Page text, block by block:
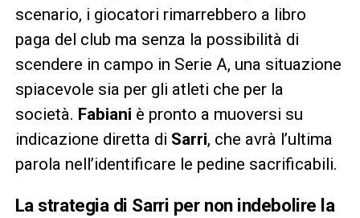
scenario, i giocatori rimarrebbero a libro
paga del club ma senza la possibilità di
scendere in campo in Serie A, una situazione
spiacevole sia per gli atleti che per la
società. Fabiani è pronto a muoversi su
indicazione diretta di Sarri, che avrà l’ultima
parola nell’identificare le pedine sacrificabili.
La strategia di Sarri per non indebolire la